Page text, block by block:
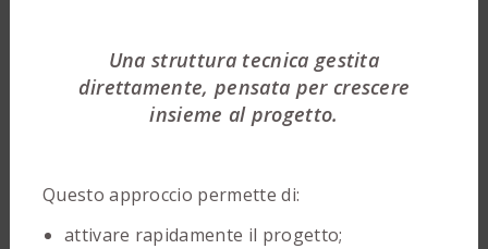
Una struttura tecnica gestita
direttamente, pensata per crescere
insieme al progetto.
Questo approccio permette di:
attivare rapidamente il progetto;